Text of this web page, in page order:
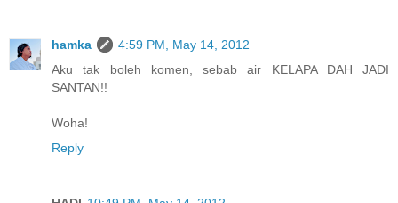
hamka
4:59 PM, May 14, 2012
Aku tak boleh komen, sebab air KELAPA DAH JADI
SANTAN!!
Woha!
Reply